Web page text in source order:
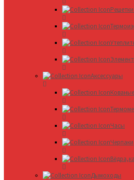
Аксессуары
Часы
Черпаки
Дымоходы